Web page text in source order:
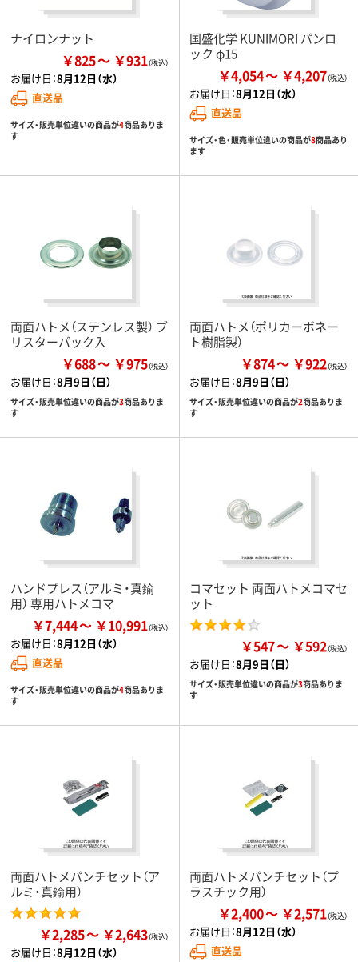
ナイロンナット
￥825 ￥931
お届け日：8月12日（水）
直送品
サイズ・販売単位違いの商品が4商品ありま
す
国盛化学 KUNIMORI パンロ
ック φ15
￥4,054 ￥4,207
お届け日：8月12日（水）
直送品
サイズ・色・販売単位違いの商品が8商品あり
ます
両面ハトメ（ステンレス製） ブ
リスターパック入
￥688 ￥975
お届け日：8月9日（日）
サイズ・販売単位違いの商品が3商品ありま
す
両面ハトメ（ポリカーボネー
ト樹脂製）
￥874 ￥922
お届け日：8月9日（日）
サイズ・販売単位違いの商品が2商品ありま
す
ハンドプレス（アルミ・真鍮
用） 専用ハトメコマ
￥7,444 ￥10,991
お届け日：8月12日（水）
直送品
サイズ・販売単位違いの商品が4商品ありま
す
コマセット 両面ハトメコマセ
ット
￥547 ￥592
お届け日：8月9日（日）
サイズ・販売単位違いの商品が3商品ありま
す
両面ハトメパンチセット（ア
ルミ・真鍮用）
￥2,285 ￥2,643
お届け日：8月12日（水）
両面ハトメパンチセット（プ
ラスチック用）
￥2,400 ￥2,571
お届け日：8月12日（水）
直送品